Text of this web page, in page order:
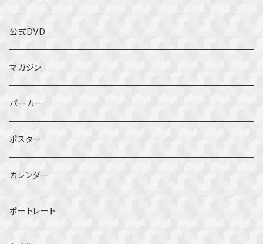
公式DVD
マガジン
パーカー
ポスター
カレンダー
ポートレート